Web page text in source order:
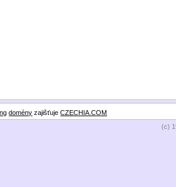
domény zajišťujeCZECHIA.COM
(c)